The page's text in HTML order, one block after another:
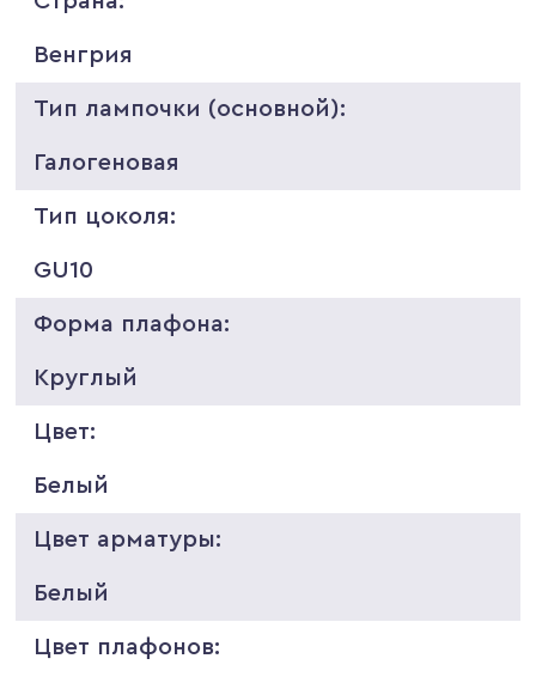
Венгрия
Тип лампочки (основной):
Галогеновая
Тип цоколя:
GU10
Форма плафона:
Круглый
Цвет:
Белый
Цвет арматуры:
Белый
Цвет плафонов: